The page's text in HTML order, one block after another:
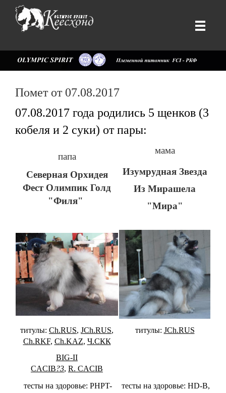
Помет от 07.08.2017
07.08.2017 года родились 5 щенков (3
кобеля и 2 суки) от пары:
папа
Северная Орхидея
Фест Олимпик Голд
"Филя"
мама
Изумрудная Звезда
Из Мирашела
"Мира"
титулы: Ch.RUS, JCh.RUS,
Ch.RKF, Ch.KAZ, Ч.СКК
BIG-II
CACIB?3, R. CACIB
титулы: JCh.RUS
тесты на здоровье: PHPT-
тесты на здоровье: HD-B,